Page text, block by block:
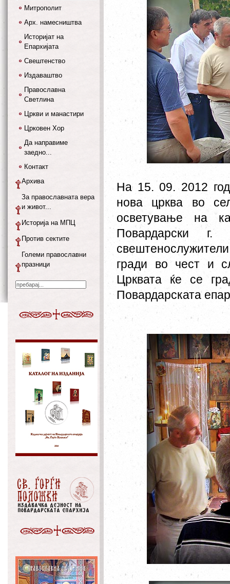
На 15. 09. 2012
нова црква во
осветување на
Повардарски г.
гради во чест и
Црквата ќе се
Повардарската
Митрополит
Арх. намесништва
Историјат на
Епархијата
Свештенство
Издаваштво
Православна
Светлина
Цркви и манастири
Црковен Хор
Да направиме
заедно...
Контакт
Архива
За православната вера
и живот...
Историја на МПЦ
Против сектите
Големи православни
празници